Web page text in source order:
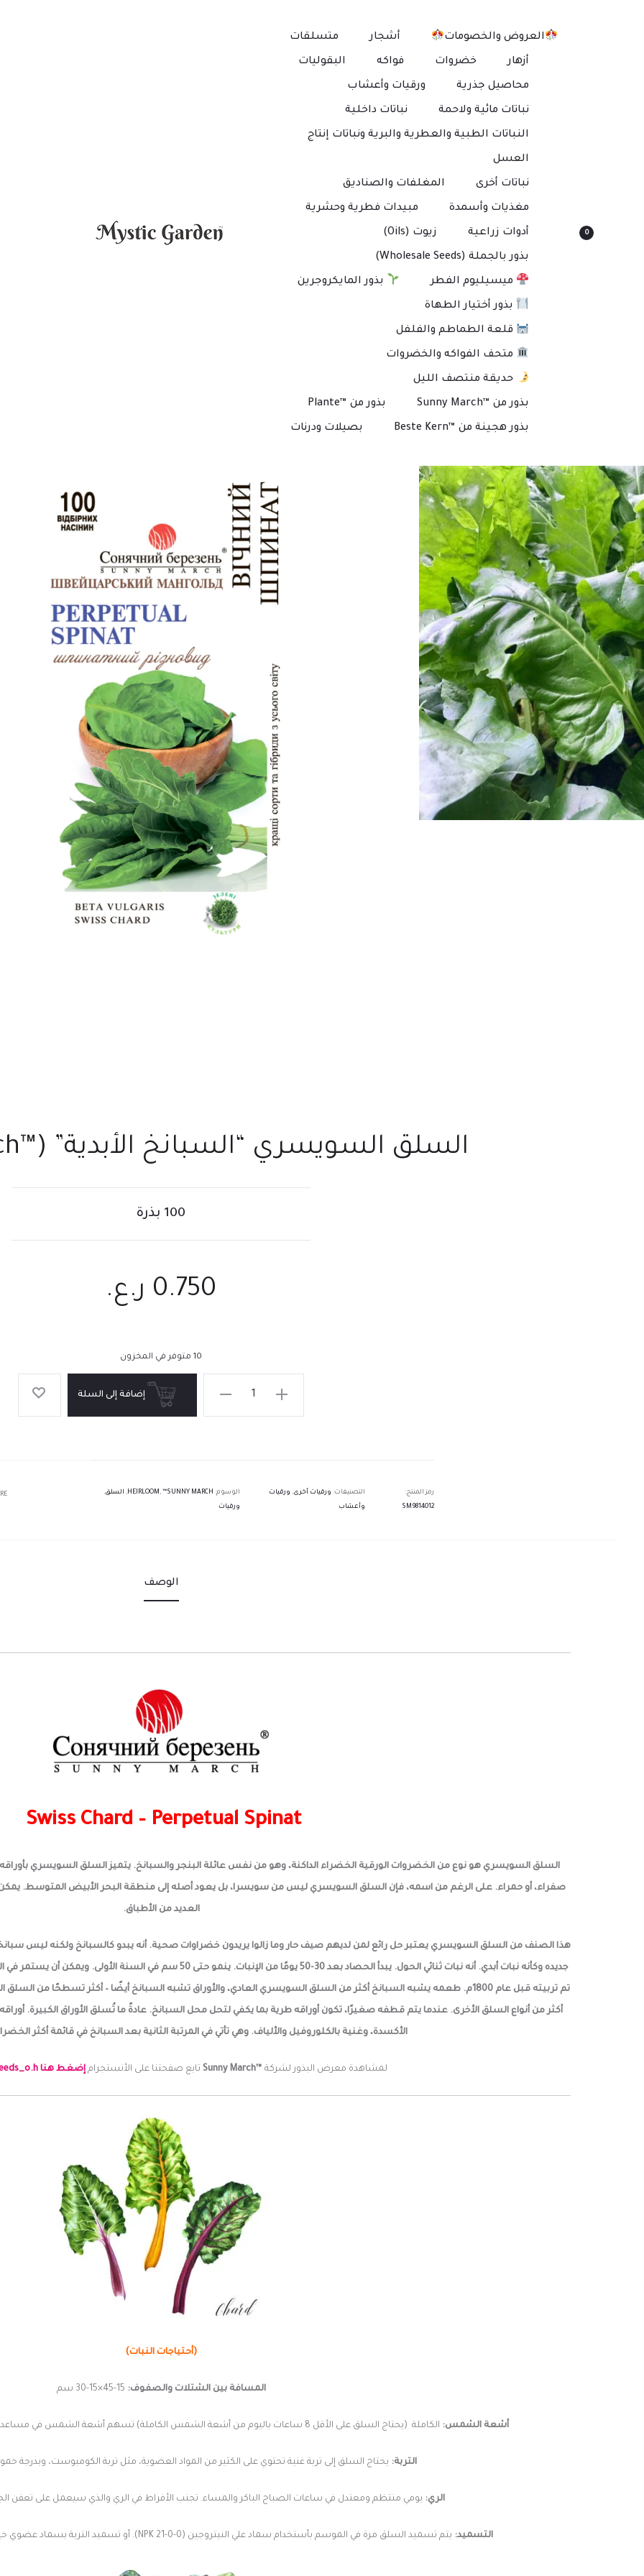
0
العروض والخصومات أشجار متسلقات
أزهار خضروات فواكه البقوليات
محاصيل جذرية ورقيات وأعشاب
نباتات مائية ولاحمة نباتات داخلية
النباتات الطبية والعطرية والبرية ونباتات إنتاج
العسل
نباتات أخرى المغلفات والصناديق
مغذيات وأسمدة مبيدات فطرية وحشرية
أدوات زراعية زيوت (Oils)
بذور بالجملة (Wholesale Seeds)
ميسيليوم الفطر بذور المايكروجرين
بذور أختيار الطهاة
قلعة الطماطم والفلفل
متحف الفواكه والخضروات
حديقة منتصف الليل
بذور من ™Sunny March بذور من ™Plante
بذور هجينة من ™Beste Kern بصيلات ودرنات
السلق السويسري “السبانخ الأبدية” (™Sunny March)
100 بذرة
0.750 ر.ع.
10 متوفر في المخزون
رمز المنتج:
SM9814012
التصنيفات: ورقيات أخرى, ورقيات
وأعشاب
الوسوم: HEIRLOOM , ™SUNNY MARCH
, السلق,
ورقيات
الوصف
Swiss Chard – Perpetual Spinat
السلق السويسري هو نوع من الخضروات الورقية الخضراء الداكنة، وهو من نفس عائلة البنجر والسبانخ. يتميز السلق السويسري
صفراء، أو حمراء. على الرغم من اسمه، فإن السلق السويسري ليس من سويسرا، بل يعود أصله إلى منطقة البحر الأبيض المتوسط.
العديد من الأطباق.
هذا الصنف من السلق السويسري يعتبر حل رائع لمن لديهم صيف حار وما زالوا يريدون خضراوات صحية. أنه يبدو كالسبانخ ولكنه ليس
جديده وكأنه نبات أبدي. أنه نبات ثنائي الحول. يبدأ الحصاد بعد 30-50 يومًا من
تم تربيته قبل عام 1800م. طعمه يشبه السبانخ أكثر من السلق السويسري العادي، والأوراق تشبه السبانخ أيضًا – أكثر تسطحًا
أكثر من أنواع السلق الأخرى. عندما يتم قطفه صغيرًا، تكون أوراقه طرية بما يكفي لتحل محل السبانخ. عادةً ما تُسلق الأوراق الكبيرة.
الأكسدة، وغنية بالكلوروفيل والألياف. وهي تأتي في المرتبة الثانية بعد السبانخ في قائمة أكثر
لمشاهدة معرض البذور لشركة ™Sunny March تابع صفحتنا على الأنستجرامإضغط هنا mysticgardenseeds_o.h
(أحتياجات النبات)
المسافة بين الشتلات والصفوف:
أشعة الشمس: الكاملة (يحتاج السلق على الأقل 8 ساعات باليوم من أشعة الشمس الكاملة) تسهم أشعة الشمس في مساعدة النبات على تكوين أوراق كبيرة صحية ولون غني.
التربة: يحتاج السلق إلى تربة غنية تحتوي على الكثير من المواد العضوية، مثل تربة الكومبوست، وبدرجة حموضة
الري: يومي منتظم ومعتدل في ساعات الصباح الباكر والمساء. تجنب الأفراط في الري والذي سيعمل على تعفن
التسميد: يتم تسميد السلق مرة في الموسم بأستخدام سماد علي النيتروجين (0-0-21 NPK). أو تسميد التربة بسماد عضوي حيواني جاف قبل زراعة البذور أو الشتلات فيها.